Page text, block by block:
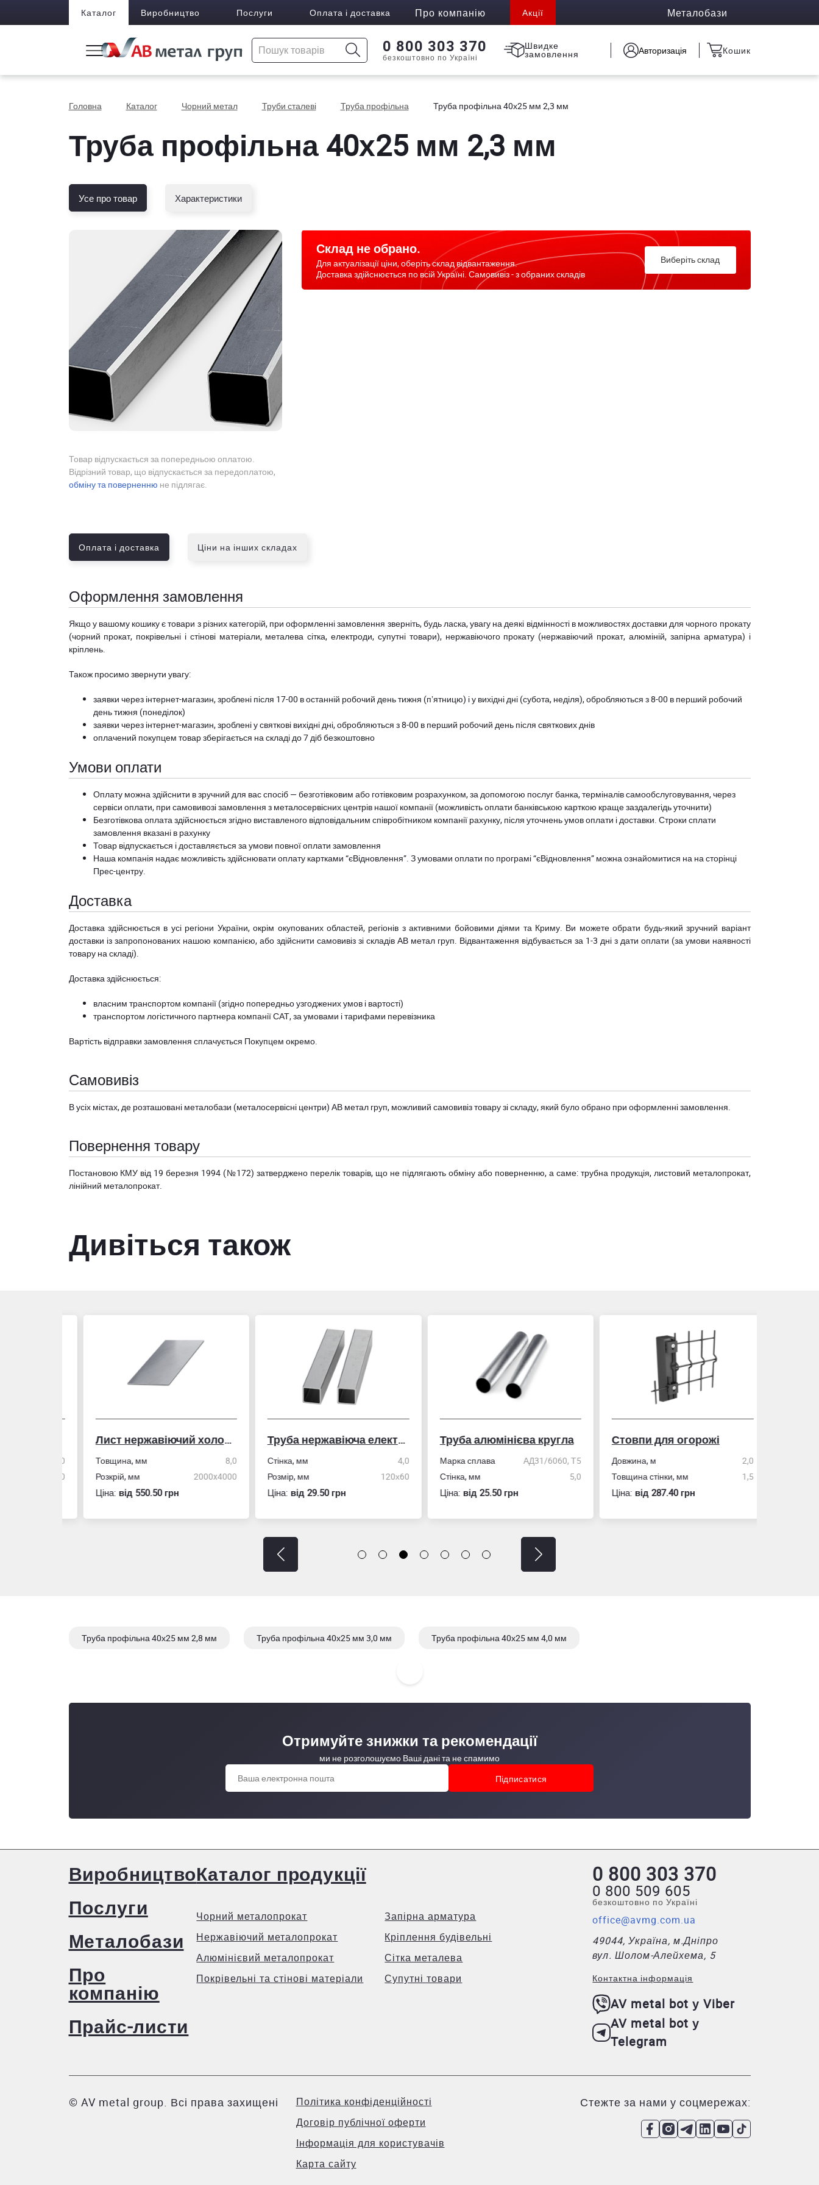
Каталог Виробництво Послуги Оплата і доставка Про компанію Акції Металобази
0 800 303 370
безкоштовно по Україні
Швидке
замовлення Авторизація Кошик
Головна Каталог Чорний метал Труби сталеві Труба профільна Труба профільна 40х25 мм 2,3 мм
Труба профільна 40х25 мм 2,3 мм
Усе про товар Характеристики
Товар відпускається за попередньою оплатою.
Відрізний товар, що відпускається за передоплатою,
обміну та поверненню не підлягає.
Склад не обрано.
Для актуалізації ціни, оберіть склад відвантаження.
Доставка здійснюється по всій Україні. Самовивіз - з обраних складів
Виберіть склад
Оплата і доставка Ціни на інших складах
Оформлення замовлення
Якщо у вашому кошику є товари з різних категорій, при оформленні замовлення зверніть, будь ласка, увагу на деякі відмінності в можливостях доставки для чорного прокату
(чорний прокат, покрівельні і стінові матеріали, металева сітка, електроди, супутні товари), нержавіючого прокату (нержавіючий прокат, алюміній, запірна арматура) і
кріплень.
Також просимо звернути увагу:
заявки через інтернет-магазин, зроблені після 17-00 в останній робочий день тижня (пʼятницю) і у вихідні дні (субота, неділя), обробляються з 8-00 в перший робочий
день тижня (понеділок)
заявки через інтернет-магазин, зроблені у святкові вихідні дні, обробляються з 8-00 в перший робочий день після святкових днів
оплачений покупцем товар зберігається на складі до 7 діб безкоштовно
Умови оплати
Оплату можна здійснити в зручний для вас спосіб — безготівковим або готівковим розрахунком, за допомогою послуг банка, терміналів самообслуговування, через
сервіси оплати, при самовивозі замовлення з металосервісних центрів нашої компанії (можливість оплати банківською карткою краще заздалегідь уточнити)
Безготівкова оплата здійснюється згідно виставленого відповідальним співробітником компанії рахунку, після уточнень умов оплати і доставки. Строки сплати
замовлення вказані в рахунку
Товар відпускається і доставляється за умови повної оплати замовлення
Наша компанія надає можливість здійснювати оплату картками “єВідновлення”. З умовами оплати по програмі “єВідновлення” можна ознайомитися на на сторінці
Прес-центру.
Доставка
Доставка здійснюється в усі регіони України, окрім окупованих областей, регіонів з активними бойовими діями та Криму. Ви можете обрати будь-який зручний варіант
доставки із запропонованих нашою компанією, або здійснити самовивіз зі складів АВ метал груп. Відвантаження відбувається за 1-3 дні з дати оплати (за умови наявності
товару на складі).
Доставка здійснюється:
власним транспортом компанії (згідно попередньо узгоджених умов і вартості)
транспортом логістичного партнера компанії САТ, за умовами і тарифами перевізника
Вартість відправки замовлення сплачується Покупцем окремо.
Самовивіз
В усіх містах, де розташовані металобази (металосервісні центри) АВ метал груп, можливий самовивіз товару зі складу, який було обрано при оформленні замовлення.
Повернення товару
Постановою КМУ від 19 березня 1994 (№172) затверджено перелік товарів, що не підлягають обміну або поверненню, а саме: трубна продукція, листовий металопрокат,
лінійний металопрокат.
Дивіться також
Лист нержавіючий холоднокатаний
Товщина, мм
Розкрій, мм
2000x4000
Ціна:вiд 550.50 грн
Труба нержавіюча електрозварна профільна
Стінка, мм
Розмір, мм
120х60
Ціна:вiд 29.50 грн
Труба алюмінієва кругла
Марка сплава
АД31/6060, Т5
Стінка, мм
Ціна:вiд 25.50 грн
Стовпи для огорожі
Довжина, м
Товщина стінки, мм
Ціна:вiд 287.40 грн
Труба профільна 40х25 мм 2,8 мм Труба профільна 40х25 мм 3,0 мм Труба профільна 40х25 мм 4,0 мм
Отримуйте знижки та рекомендації
ми не розголошуємо Ваші дані та не спамимо
Виробництво
Послуги
Металобази
Про
компанію
Прайс-листи
Каталог продукції
Чорний металопрокат
Нержавіючий металопрокат
Алюмінієвий металопрокат
Покрівельні та стінові матеріали
Запірна арматура
Кріплення будівельні
Сітка металева
Супутні товари
0 800 303 370
0 800 509 605
безкоштовно по Україні
office@avmg.com.ua
49044, Україна, м.Дніпро
вул. Шолом-Алейхема, 5
Контактна інформація
AV metal bot у Viber
AV metal bot у
Telegram
© AV metal group. Всі права захищені
Політика конфіденційності
Договір публічної оферти
Інформація для користувачів
Карта сайту
Стежте за нами у соцмережах: